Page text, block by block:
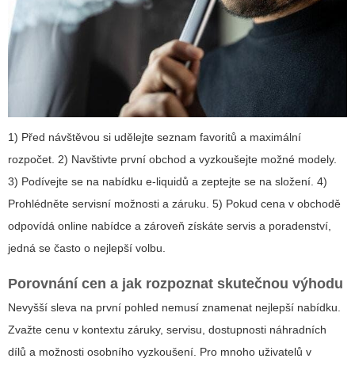
1) Před návštěvou si udělejte seznam favoritů a maximální
rozpočet. 2) Navštivte první obchod a vyzkoušejte možné modely.
3) Podívejte se na nabídku e-liquidů a zeptejte se na složení. 4)
Prohlédněte servisní možnosti a záruku. 5) Pokud cena v obchodě
odpovídá online nabídce a zároveň získáte servis a poradenství,
jedná se často o nejlepší volbu.
Porovnání cen a jak rozpoznat skutečnou výhodu
Nevyšší sleva na první pohled nemusí znamenat nejlepší nabídku.
Zvažte cenu v kontextu záruky, servisu, dostupnosti náhradních
dílů a možnosti osobního vyzkoušení. Pro mnoho uživatelů v